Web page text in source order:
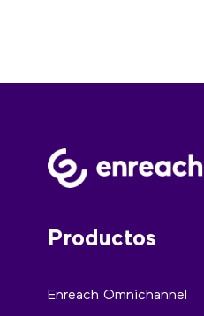
Productos
Enreach Omnichannel